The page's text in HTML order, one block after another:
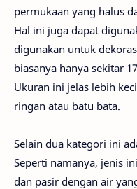
permukaan yang halus
Hal ini juga dapat
digunakan untuk
biasanya hanya sekitar
Ukuran ini jelas lebih
ringan atau batu bata.
Selain dua kategori ini
Seperti namanya, jenis
dan pasir dengan air